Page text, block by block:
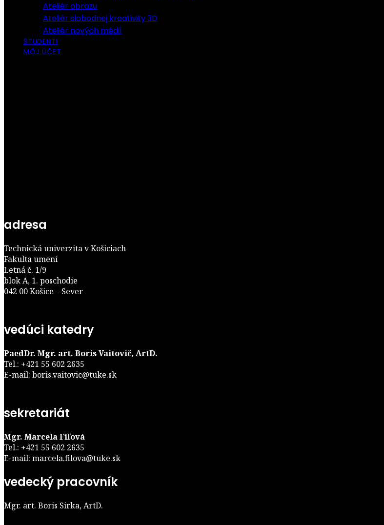
Ateliér obrazu
Ateliér slobodnej kreativity 3D
Ateliér nových médií
ŠTUDENTI
MÔJ ÚČET
adresa
Technická univerzita v Košiciach
Fakulta umení
Letná č. 1/9
blok A, 1. poschodie
042 00 Košice – Sever
vedúci katedry
PaedDr. Mgr. art. Boris Vaitovič, ArtD.
Tel.: +421 55 602 2635
E-mail: boris.vaitovic@tuke.sk
sekretariát
Mgr. Marcela Fiľová
Tel.: +421 55 602 2635
E-mail: marcela.filova@tuke.sk
vedecký pracovník
Mgr. art. Boris Sirka, ArtD.